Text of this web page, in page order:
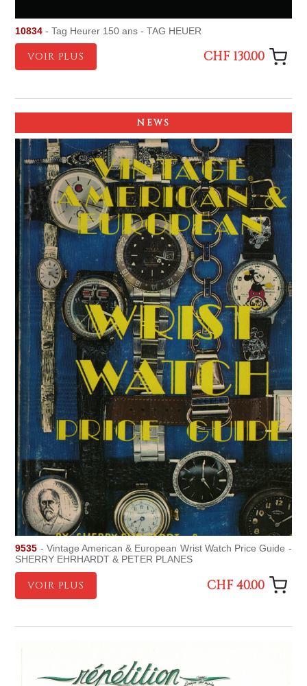
10834 - Tag Heurer 150 ans - TAG HEUER
VOIR PLUS CHF 130.00
9535 - Vintage American & European Wrist Watch Price Guide -
SHERRY EHRHARDT & PETER PLANES
VOIR PLUS CHF 40.00